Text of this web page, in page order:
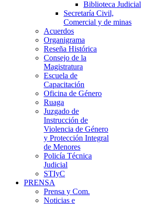
Biblioteca Judicial
Secretaría Civil,
Comercial y de minas
Acuerdos
Organigrama
Reseña Histórica
Consejo de la
Magistratura
Escuela de
Capacitación
Oficina de Género
Ruaga
Juzgado de
Instrucción de
Violencia de Género
y Protección Integral
de Menores
Policía Técnica
Judicial
STIyC
PRENSA
Prensa y Com.
Noticias e